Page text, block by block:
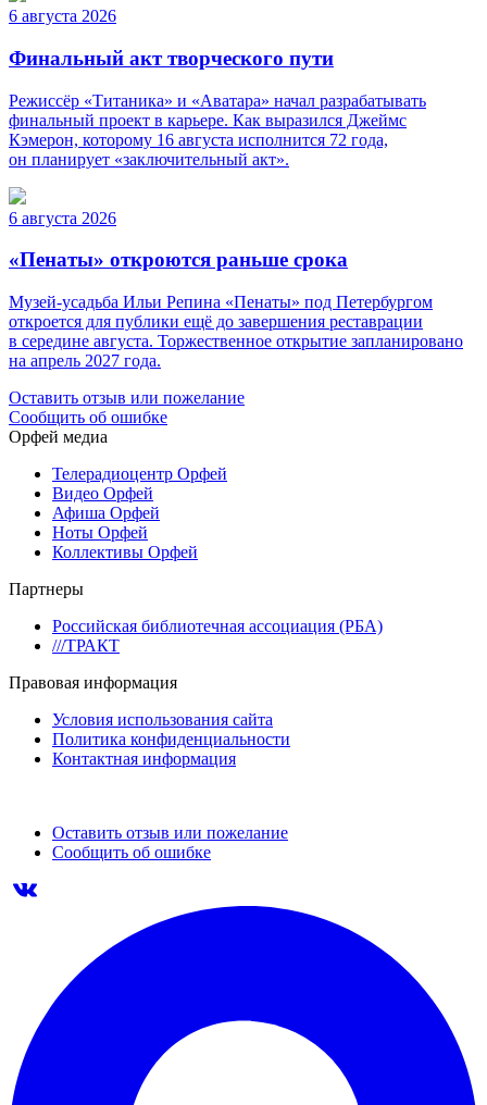
6 августа 2026
Финальный акт творческого пути
Режиссёр «Титаника» и «Аватара» начал разрабатывать
финальный проект в карьере. Как выразился Джеймс
Кэмерон, которому 16 августа исполнится 72 года,
он планирует «заключительный акт».
6 августа 2026
«Пенаты» откроются раньше срока
Музей-усадьба Ильи Репина «Пенаты» под Петербургом
откроется для публики ещё до завершения реставрации
в середине августа. Торжественное открытие запланировано
на апрель 2027 года.
Оставить отзыв или пожелание
Сообщить об ошибке
Орфей медиа
Телерадиоцентр Орфей
Видео Орфей
Афиша Орфей
Ноты Орфей
Коллективы Орфей
Партнеры
Российская библиотечная ассоциация (РБА)
///ТРАКТ
Правовая информация
Условия использования сайта
Политика конфиденциальности
Контактная информация
Оставить отзыв или пожелание
Сообщить об ошибке